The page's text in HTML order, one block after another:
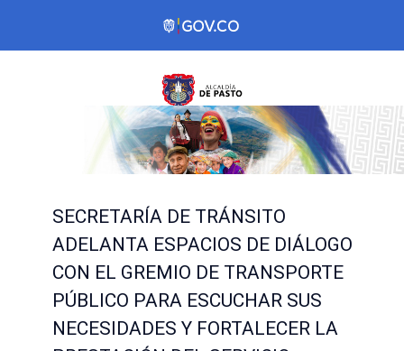
SECRETARÍA DE TRÁNSITO
ADELANTA ESPACIOS DE DIÁLOGO
CON EL GREMIO DE TRANSPORTE
PÚBLICO PARA ESCUCHAR SUS
NECESIDADES Y FORTALECER LA